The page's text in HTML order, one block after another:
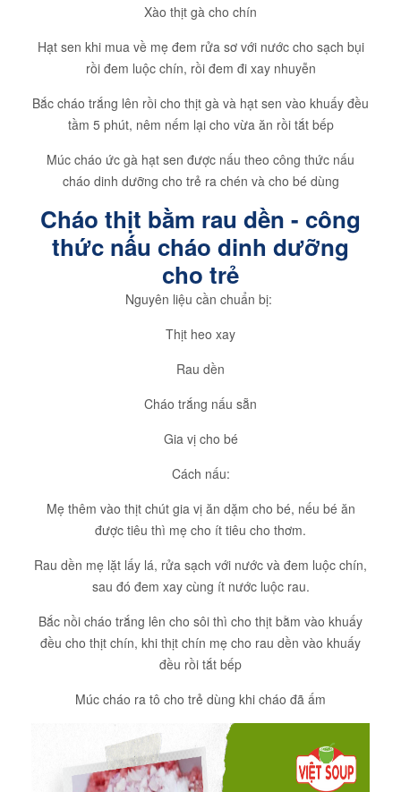
Xào thịt gà cho chín
Hạt sen khi mua về mẹ đem rửa sơ với nước cho sạch bụi
rồi đem luộc chín, rồi đem đi xay nhuyễn
Bắc cháo trắng lên rồi cho thịt gà và hạt sen vào khuấy đều
tầm 5 phút, nêm nếm lại cho vừa ăn rồi tắt bếp
Múc cháo ức gà hạt sen được nấu theo công thức nấu
cháo dinh dưỡng cho trẻ ra chén và cho bé dùng
Cháo thịt bằm rau dền - công
thức nấu cháo dinh dưỡng
cho trẻ
Nguyên liệu cần chuẩn bị:
Thịt heo xay
Rau dền
Cháo trắng nấu sẵn
Gia vị cho bé
Cách nấu:
Mẹ thêm vào thịt chút gia vị ăn dặm cho bé, nếu bé ăn
được tiêu thì mẹ cho ít tiêu cho thơm.
Rau dền mẹ lặt lấy lá, rửa sạch với nước và đem luộc chín,
sau đó đem xay cùng ít nước luộc rau.
Bắc nồi cháo trắng lên cho sôi thì cho thịt bằm vào khuấy
đều cho thịt chín, khi thịt chín mẹ cho rau dền vào khuấy
đều rồi tắt bếp
Múc cháo ra tô cho trẻ dùng khi cháo đã ấm